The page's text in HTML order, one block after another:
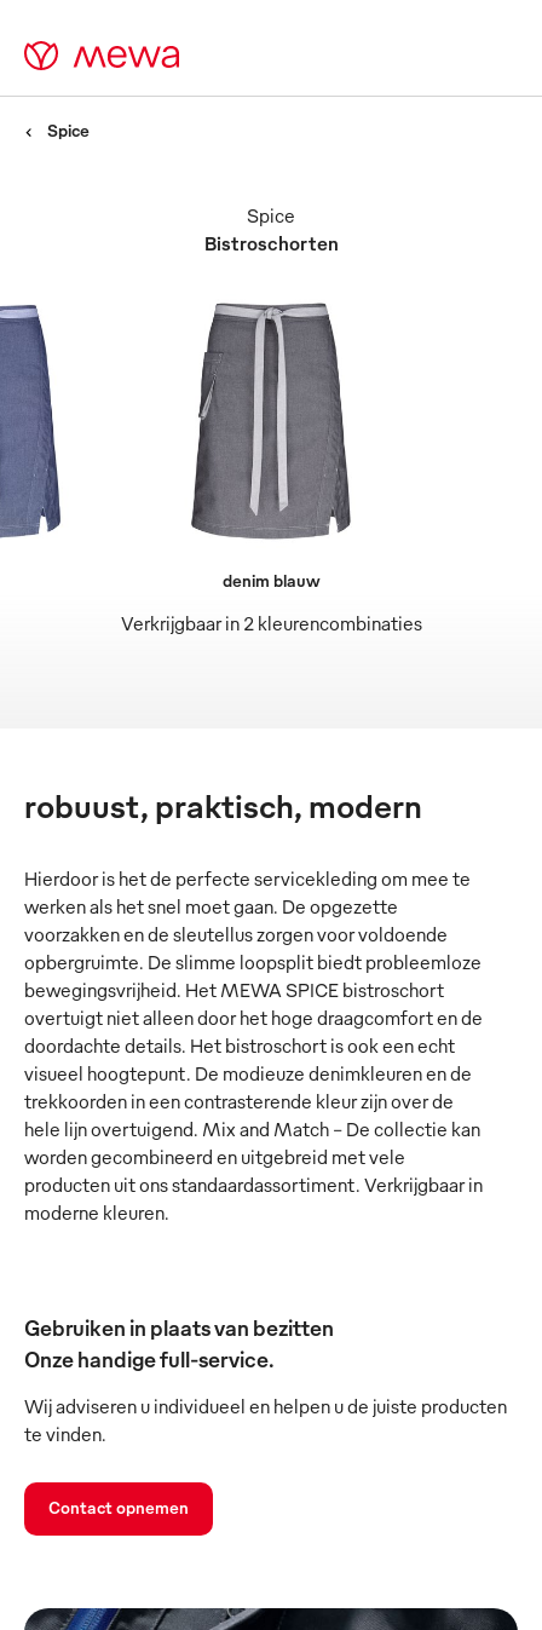
Spice
Bistroschorten
Spice
Verkrijgbaar in 2 kleurencombinaties
denim blauw
robuust, praktisch, modern
Hierdoor is het de perfecte servicekleding om mee te
werken als het snel moet gaan. De opgezette
voorzakken en de sleutellus zorgen voor voldoende
opbergruimte. De slimme loopsplit biedt probleemloze
bewegingsvrijheid. Het MEWA SPICE bistroschort
overtuigt niet alleen door het hoge draagcomfort en de
doordachte details. Het bistroschort is ook een echt
visueel hoogtepunt. De modieuze denimkleuren en de
trekkoorden in een contrasterende kleur zijn over de
hele lijn overtuigend. Mix and Match - De collectie kan
worden gecombineerd en uitgebreid met vele
producten uit ons standaardassortiment. Verkrijgbaar in
moderne kleuren.
Gebruiken in plaats van bezitten
Onze handige full-service.
Wij adviseren u individueel en helpen u de juiste producten
te vinden.
Contact opnemen